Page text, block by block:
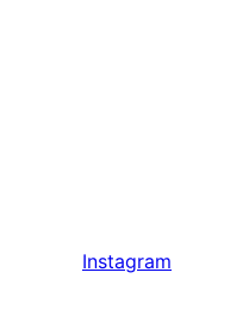
Instagram